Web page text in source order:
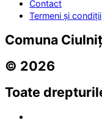
Contact
Termeni și condiții
Comuna
© 2026
Toate